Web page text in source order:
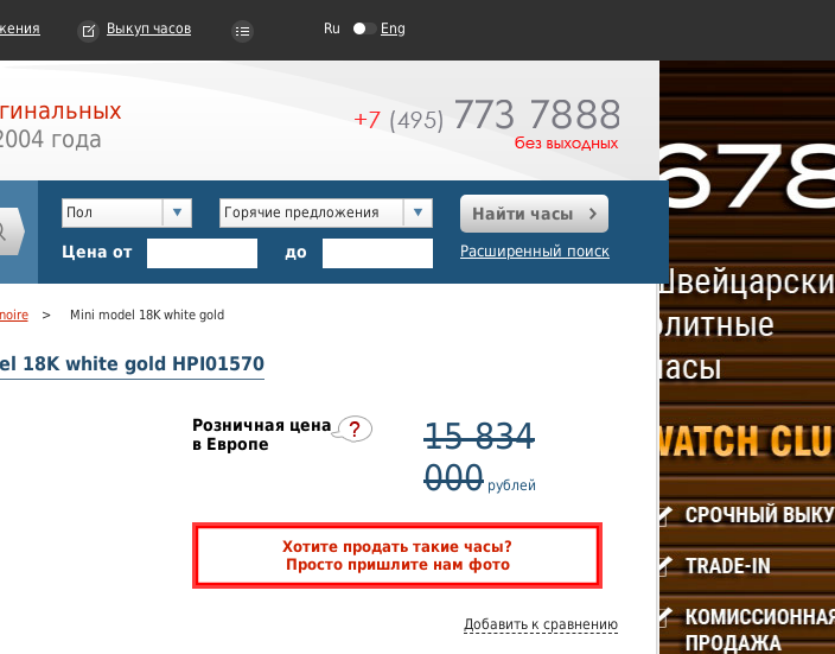
Выкуп часов Ru Eng
года
Пол Горячие предложения
Найти часы
Цена от
до Расширенный поиск
> Mini model 18K white gold
18K white gold HPI01570
Розничная цена
в Европе
15 834
000 рублей
Хотите продать такие часы?
Просто пришлите нам фото
Добавить к сравнению